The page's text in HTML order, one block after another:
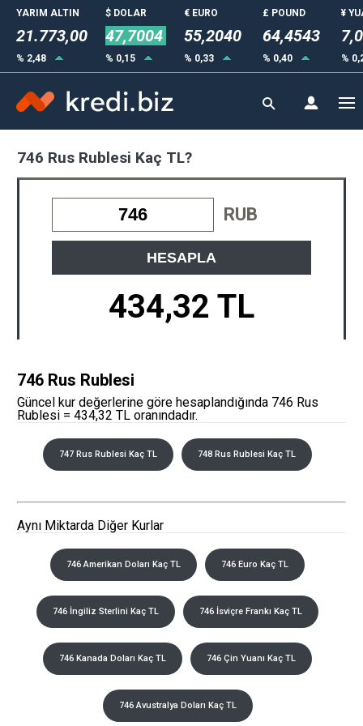
YARIM ALTIN
21.773,00
% 2,48
$ DOLAR
47,7004
% 0,15
€ EURO
55,2040
% 0,33
£ POUND
64,4543
% 0,40
¥
%
746 Rus Rublesi Kaç TL?
RUB
HESAPLA
434,32 TL
746 Rus Rublesi
Güncel kur değerlerine göre hesaplandığında 746 Rus
Rublesi = 434,32 TL oranındadır.
747 Rus Rublesi Kaç TL 748 Rus Rublesi Kaç TL
Aynı Miktarda Diğer Kurlar
746 Amerikan Doları Kaç TL 746 Euro Kaç TL
746 İngiliz Sterlini Kaç TL 746 İsviçre Frankı Kaç TL
746 Kanada Doları Kaç TL 746 Çin Yuanı Kaç TL
746 Avustralya Doları Kaç TL